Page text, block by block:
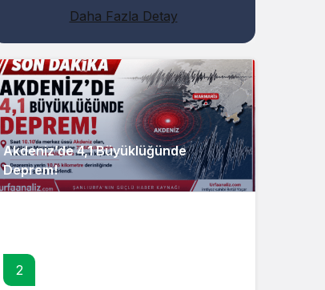
Daha Fazla Detay
Akdeniz’de 4,1 Büyüklüğünde
Deprem!
2